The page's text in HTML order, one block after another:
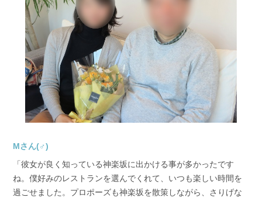
Mさん(♂)
「彼女が良く知っている神楽坂に出かける事が多かったです
ね。僕好みのレストランを選んでくれて、いつも楽しい時間を
過ごせました。プロポーズも神楽坂を散策しながら、さりげな